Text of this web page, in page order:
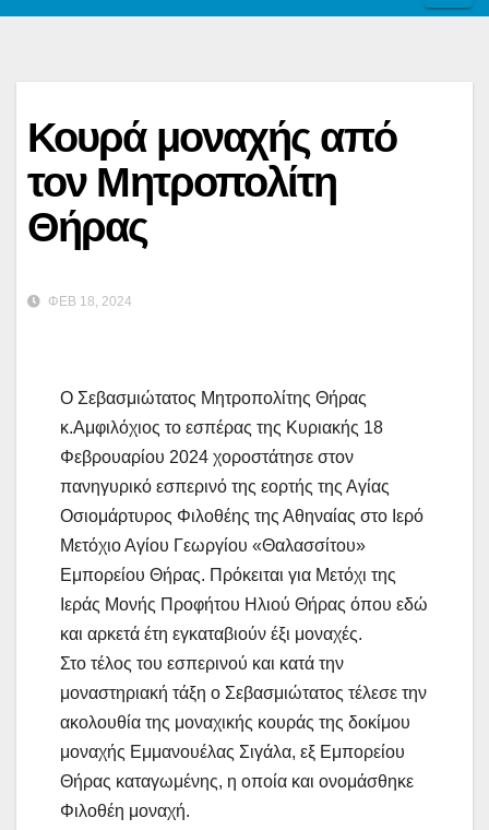
Κουρά μοναχής από
τον Μητροπολίτη
Θήρας
ΦΕΒ 18, 2024
Ο Σεβασμιώτατος Μητροπολίτης Θήρας
κ.Αμφιλόχιος το εσπέρας της Κυριακής 18
Φεβρουαρίου 2024 χοροστάτησε στον
πανηγυρικό εσπερινό της εορτής της Αγίας
Οσιομάρτυρος Φιλοθέης της Αθηναίας στο Ιερό
Μετόχιο Αγίου Γεωργίου «Θαλασσίτου»
Εμπορείου Θήρας. Πρόκειται για Μετόχι της
Ιεράς Μονής Προφήτου Ηλιού Θήρας όπου εδώ
και αρκετά έτη εγκαταβιούν έξι μοναχές.
Στο τέλος του εσπερινού και κατά την
μοναστηριακή τάξη ο Σεβασμιώτατος τέλεσε την
ακολουθία της μοναχικής κουράς της δοκίμου
μοναχής Εμμανουέλας Σιγάλα, εξ Εμπορείου
Θήρας καταγωμένης, η οποία και ονομάσθηκε
Φιλοθέη μοναχή.